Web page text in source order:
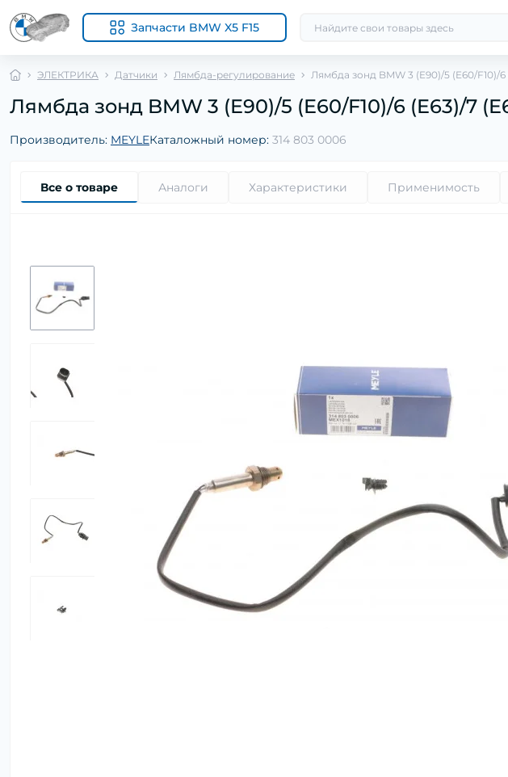
Запчасти BMW X5 F15
ЭЛЕКТРИКА Датчики Лямбда-регулирование Лямбда зонд BMW 3 (E90)/5 (E60/F10)/
Лямбда зонд BMW 3 (E90)/5 (E60/F10)/6 (E63)/7
Производитель: MEYLEКаталожный номер: 314 803 0006
Все о товаре Аналоги Характеристики Применимость